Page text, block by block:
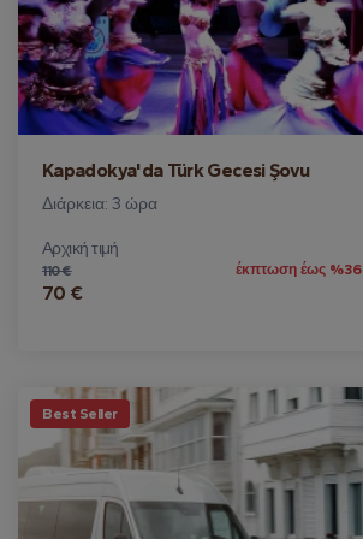
Kapadokya'da Türk Gecesi Şovu
Διάρκεια: 3 ώρα
Αρχική τιμή
110 €
70 €
έκπτωση έως %36
Best Seller